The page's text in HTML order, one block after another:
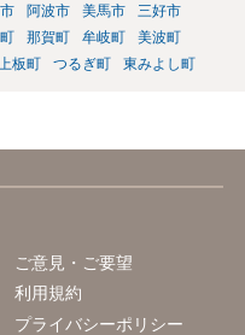
阿波市 美馬市
三好市
那賀町 牟岐町
美波町
板町 つるぎ町 東みよし町
ご意見・ご要望
利用規約
プライバシーポリシー